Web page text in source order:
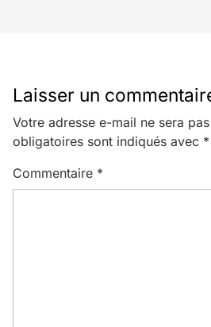
Laisser un
Votre adresse e-mail ne sera
obligatoires sont indiqués avec *
Commentaire *